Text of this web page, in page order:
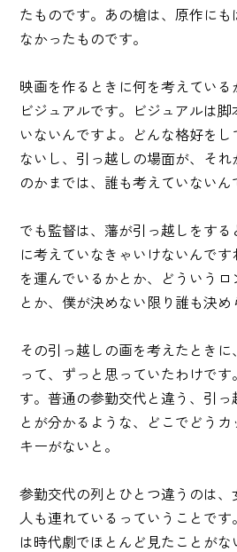
たものです。あの槍は、原作にも
なかったものです。
映画を作るときに何を考えてい
ビジュアルです。ビジュアルは
いないんですよ。どんな格好を
ないし、引っ越しの場面が、そ
のかまでは、誰も考えていないん
でも監督は、藩が引っ越しをす
に考えていなきゃいけないんで
を運んでいるかとか、どういう
とか、僕が決めない限り誰も決め
その引っ越しの画を考えたとき
って、ずっと思っていたわけで
す。普通の参勤交代と違う、引っ
とが分かるような、どこでどう
キーがないと。
参勤交代の列とひとつ違うのは
人も連れているっていうことで
は時代劇でほとんど見たことが